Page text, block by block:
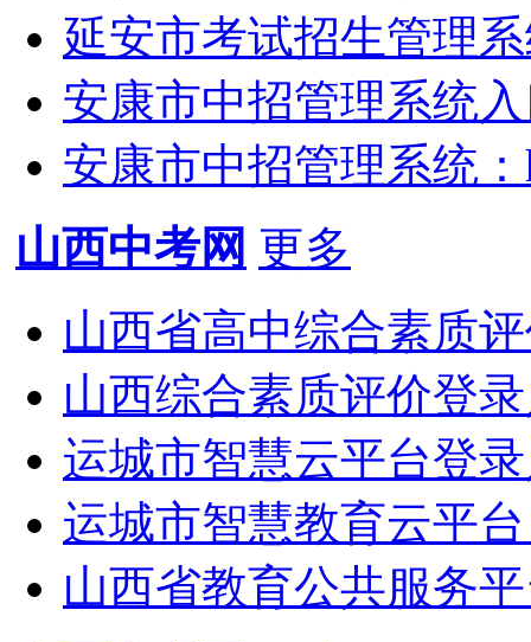
延安市考试招生管理
安康市中招管理系统
安康市中招管理系统：
山西中考网 更多
山西省高中综合素质
山西综合素质评价登录
运城市智慧云平台登
运城市智慧教育云平
山西省教育公共服务